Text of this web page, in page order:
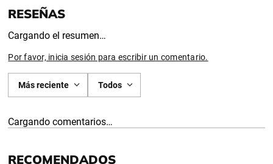
Cargando el resumen…
Por favor, inicia sesión para escribir un comentario.
Más reciente Todos
Cargando comentarios…
RECOMENDADOS